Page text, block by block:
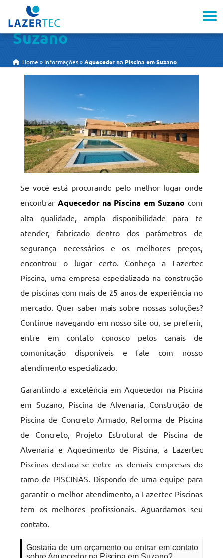
Aquecedor na Piscina em
Suzano
Home » Informações »Aquecedor na Piscina em Suzano
Se você está procurando pelo melhor lugar onde
encontrar Aquecedor na Piscina em Suzano com
alta qualidade, ampla disponibilidade para te
atender, fabricado dentro dos parâmetros de
segurança necessários e os melhores preços,
encontrou o lugar certo. Conheça a Lazertec
Piscina, uma empresa especializada na construção
de piscinas com mais de 25 anos de experiência no
mercado. Quer saber mais sobre nossas soluções?
Continue navegando em nosso site ou, se preferir,
entre em contato conosco pelos canais de
comunicação disponíveis e fale com nosso
atendimento especializado.
Garantindo a excelência em Aquecedor na Piscina
em Suzano, Piscina de Alvenaria, Construção de
Piscina de Concreto Armado, Reforma de Piscina
de Concreto, Projeto Estrutural de Piscina de
Alvenaria e Aquecimento de Piscina, a Lazertec
Piscinas destaca-se entre as demais empresas do
ramo de PISCINAS. Dispondo de uma equipe para
garantir o melhor atendimento, a Lazertec Piscinas
tem os melhores profissionais. Aguardamos seu
contato.
Gostaria de um orçamento ou entrar em contato
sobre Aquecedor na Piscina em Suzano?